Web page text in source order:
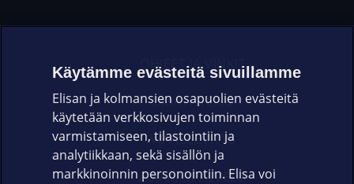
OHJEET JA VINKIT
OMAYHTEISÖ
VIANSELVITYS
ASIAKASPALVELU
Käytämme evästeitä sivuillamme
Elisan ja kolmansien osapuolien evästeitä
käytetään verkkosivujen toiminnan
varmistamiseen, tilastointiin ja
analytiikkaan, sekä sisällön ja
markkinoinnin personointiin. Elisa voi